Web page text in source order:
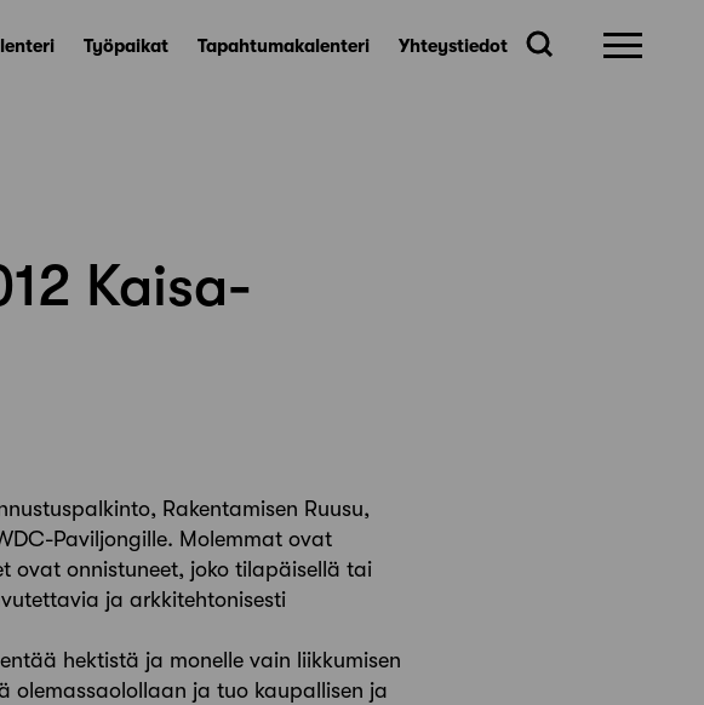
Työpaikat Tapahtumakalenteri Yhteystiedot
Kaisa-
Rakentamisen Ruusu,
Paviljongille. Molemmat ovat
ovat onnistuneet, joko tilapäisellä tai
ja arkkitehtonisesti
hektistä ja monelle vain liikkumisen
ja tuo kaupallisen ja